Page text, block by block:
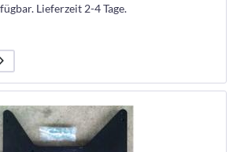
Lieferzeit 2-4 Tage.